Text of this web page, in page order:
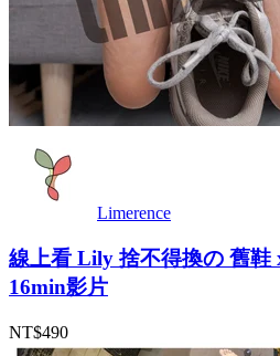
Limerence
線上看 Lily 捨不得換の 舊鞋
16min影片
NT$490